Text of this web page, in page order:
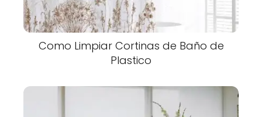
Como Limpiar Cortinas de Baño de
Plastico